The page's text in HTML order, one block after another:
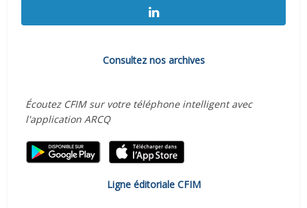
Consultez nos archives
Écoutez CFIM sur votre téléphone intelligent avec
l'application ARCQ
Ligne éditoriale CFIM